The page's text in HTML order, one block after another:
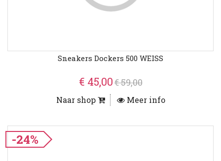
Sneakers Dockers 500 WEISS
€ 45,00€ 59,00
Naar shop Meer info
-24%